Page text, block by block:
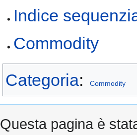
Indice
Commodity
Categoria: Commodity
Questa pagina è